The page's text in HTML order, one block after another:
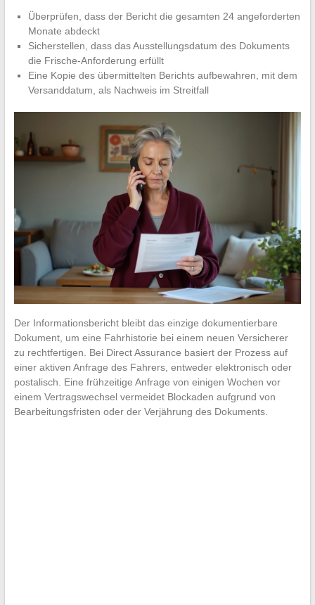
Überprüfen, dass der Bericht die gesamten 24 angeforderten
Monate abdeckt
Sicherstellen, dass das Ausstellungsdatum des Dokuments
die Frische-Anforderung erfüllt
Eine Kopie des übermittelten Berichts aufbewahren, mit dem
Versanddatum, als Nachweis im Streitfall
Der Informationsbericht bleibt das einzige dokumentierbare
Dokument, um eine Fahrhistorie bei einem neuen Versicherer
zu rechtfertigen. Bei Direct Assurance basiert der Prozess auf
einer aktiven Anfrage des Fahrers, entweder elektronisch oder
postalisch. Eine frühzeitige Anfrage von einigen Wochen vor
einem Vertragswechsel vermeidet Blockaden aufgrund von
Bearbeitungsfristen oder der Verjährung des Dokuments.